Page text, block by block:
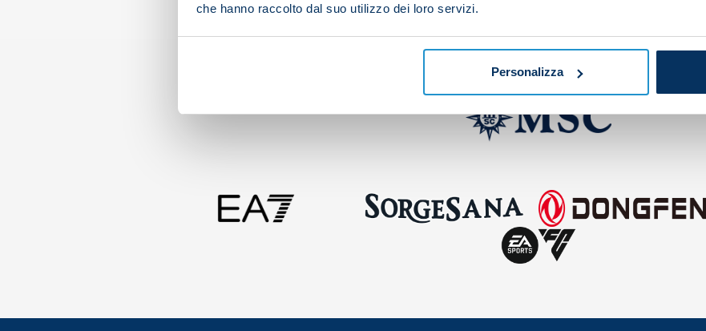
che hanno raccolto dal suo utilizzo dei loro servizi.
Personalizza